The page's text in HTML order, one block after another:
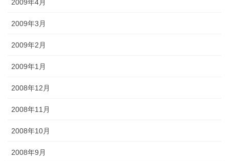
2009年4月
2009年3月
2009年2月
2009年1月
2008年12月
2008年11月
2008年10月
2008年9月